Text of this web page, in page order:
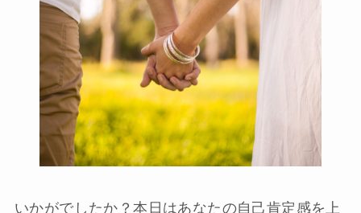
いかがでしたか？本日はあなたの自己肯定感を上